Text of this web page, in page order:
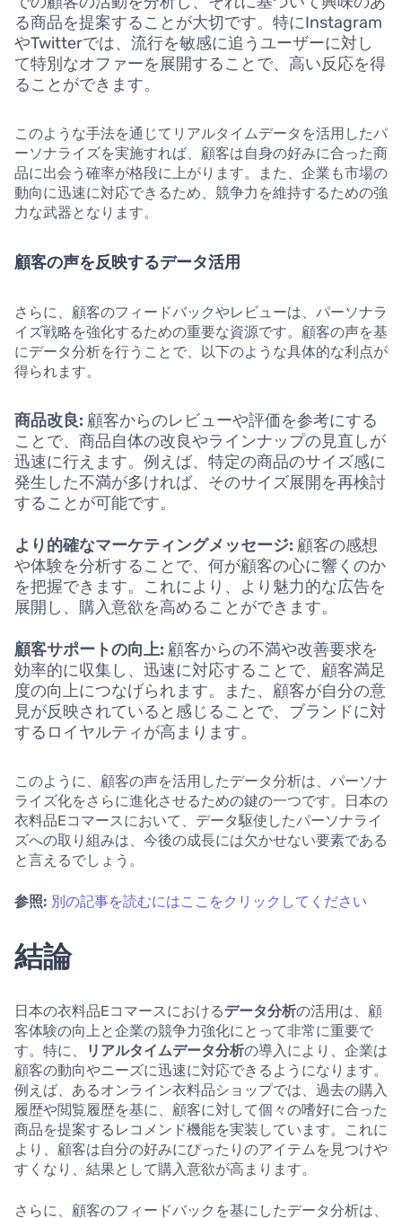
る商品を提案することが大切です。特にInstagram
やTwitterでは、流行を敏感に追うユーザーに対し
て特別なオファーを展開することで、高い反応を得
ることができます。
このような手法を通じてリアルタイムデータを活用したパ
ーソナライズを実施すれば、顧客は自身の好みに合った商
品に出会う確率が格段に上がります。また、企業も市場の
動向に迅速に対応できるため、競争力を維持するための強
力な武器となります。
顧客の声を反映するデータ活用
さらに、顧客のフィードバックやレビューは、パーソナラ
イズ戦略を強化するための重要な資源です。顧客の声を基
にデータ分析を行うことで、以下のような具体的な利点が
得られます。
商品改良: 顧客からのレビューや評価を参考にする
ことで、商品自体の改良やラインナップの見直しが
迅速に行えます。例えば、特定の商品のサイズ感に
発生した不満が多ければ、そのサイズ展開を再検討
することが可能です。
より的確なマーケティングメッセージ: 顧客の感想
や体験を分析することで、何が顧客の心に響くのか
を把握できます。これにより、より魅力的な広告を
展開し、購入意欲を高めることができます。
顧客サポートの向上: 顧客からの不満や改善要求を
効率的に収集し、迅速に対応することで、顧客満足
度の向上につなげられます。また、顧客が自分の意
見が反映されていると感じることで、ブランドに対
するロイヤルティが高まります。
このように、顧客の声を活用したデータ分析は、パーソナ
ライズ化をさらに進化させるための鍵の一つです。日本の
衣料品Eコマースにおいて、データ駆使したパーソナライ
ズへの取り組みは、今後の成長には欠かせない要素である
と言えるでしょう。
参照: 別の記事を読むにはここをクリックしてください
結論
日本の衣料品Eコマースにおけるデータ分析の活用は、顧
客体験の向上と企業の競争力強化にとって非常に重要で
す。特に、
リアルタイムデータ分析の導入により、企業は
顧客の動向やニーズに迅速に対応できるようになります。
例えば、あるオンライン衣料品ショップでは、過去の購入
履歴や閲覧履歴を基に、顧客に対して個々の嗜好に合った
商品を提案するレコメンド機能を実装しています。これに
より、顧客は自分の好みにぴったりのアイテムを見つけや
すくなり、結果として購入意欲が高まります。
さらに、顧客のフィードバックを基にしたデータ分析は、